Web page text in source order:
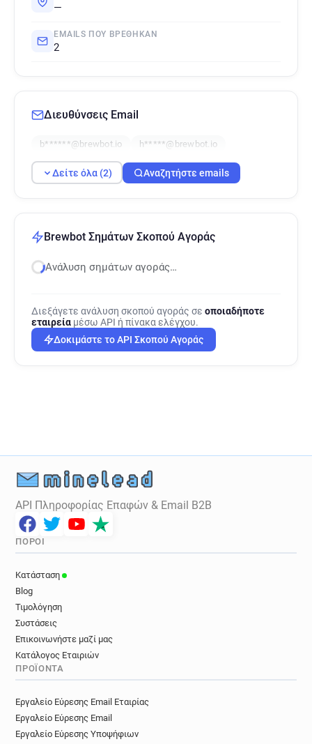
—
EMAILS ΠΟΥ ΒΡΈΘΗΚΑΝ
2
Διευθύνσεις Email
b******@brewbot.io h*****@brewbot.io
Δείτε όλα (2) Αναζητήστε emails
Brewbot Σημάτων Σκοπού Αγοράς
Ανάλυση σημάτων αγοράς…
Διεξάγετε ανάλυση σκοπού αγοράς σε οποιαδήποτε
εταιρεία μέσω API ή πίνακα ελέγχου.
Δοκιμάστε το API Σκοπού Αγοράς
API Πληροφορίας Επαφών & Email B2B
ΠΌΡΟΙ
Κατάσταση
Blog
Τιμολόγηση
Συστάσεις
Επικοινωνήστε μαζί μας
Κατάλογος Εταιριών
ΠΡΟΪΌΝΤΑ
Εργαλείο Εύρεσης Email Εταιρίας
Εργαλείο Εύρεσης Email
Εργαλείο Εύρεσης Υποψήφιων